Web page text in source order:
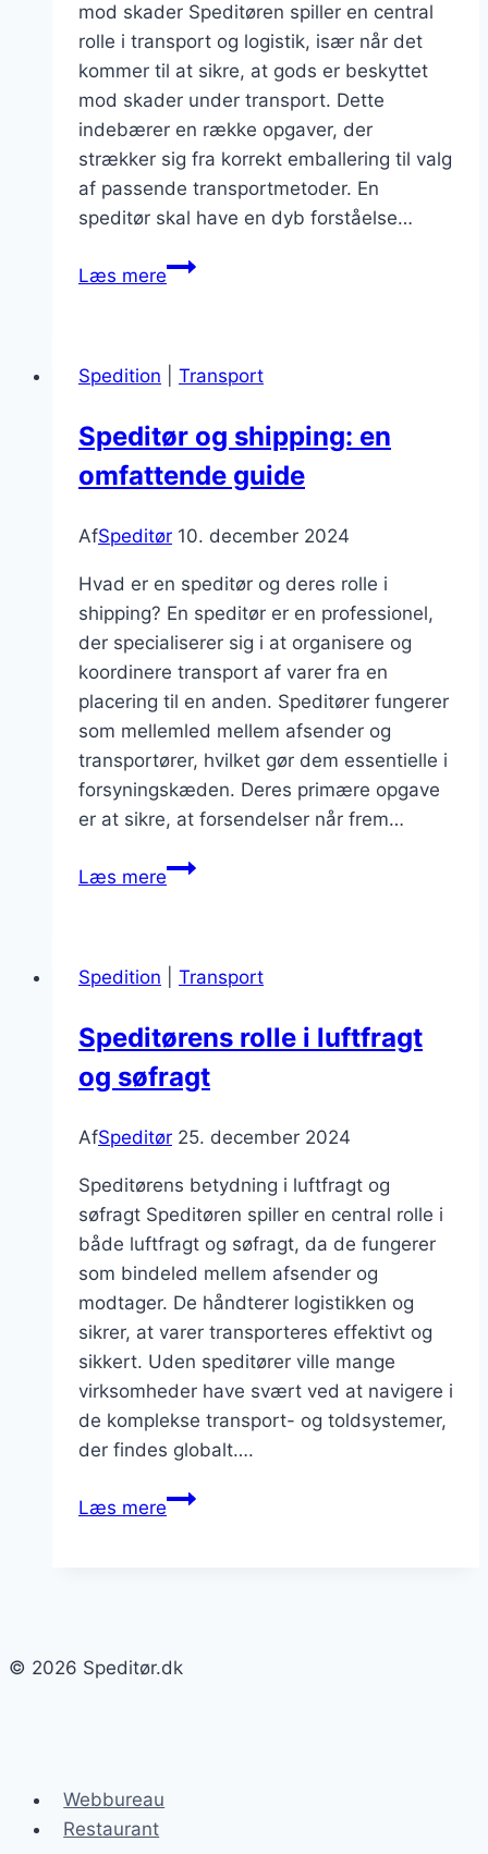
mod skader Speditøren spiller en central
rolle i transport og logistik, især når det
kommer til at sikre, at gods er beskyttet
mod skader under transport. Dette
indebærer en række opgaver, der
strækker sig fra korrekt emballering til valg
af passende transportmetoder. En
speditør skal have en dyb forståelse…
Læs mereSpeditørens
sikre,
gods
er
mod
Spedition Transport
Speditør og shipping: en
omfattende guide
AfSpeditør 10. december 2024
Hvad er en speditør og deres rolle i
shipping? En speditør er en professionel,
der specialiserer sig i at organisere og
koordinere transport af varer fra en
placering til en anden. Speditører fungerer
som mellemled mellem afsender og
transportører, hvilket gør dem essentielle i
forsyningskæden. Deres primære opgave
er at sikre, at forsendelser når frem…
Læs mereSpeditør
omfattende
Spedition Transport
Speditørens rolle i luftfragt
og søfragt
AfSpeditør 25. december 2024
Speditørens betydning i luftfragt og
søfragt Speditøren spiller en central rolle i
både luftfragt og søfragt, da de fungerer
som bindeled mellem afsender og
modtager. De håndterer logistikken og
sikrer, at varer transporteres effektivt og
sikkert. Uden speditører ville mange
virksomheder have svært ved at navigere i
de komplekse transport- og toldsystemer,
der findes globalt….
Læs mereSpeditørens
© 2026 Speditør.dk
Webbureau
Restaurant